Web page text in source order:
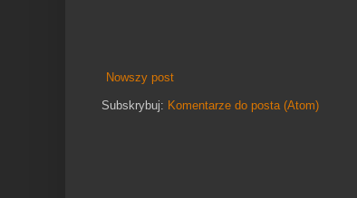
Nowszy post
Subskrybuj: Komentarze do posta (Atom)